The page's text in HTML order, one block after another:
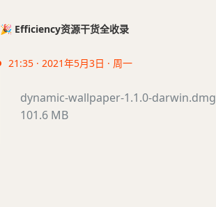
🎉 Efficiency资源干货全收录
21:35 · 2021年5月3日 · 周一
dynamic-wallpaper-1.1.0-darwin.dmg
101.6 MB